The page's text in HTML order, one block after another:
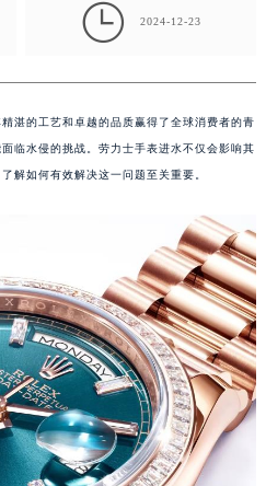
 2024-12-23
湛的工艺和卓越的品质赢得了全球消费者的青
临水侵的挑战。劳力士手表进水不仅会影响其
解如何有效解决这一问题至关重要。